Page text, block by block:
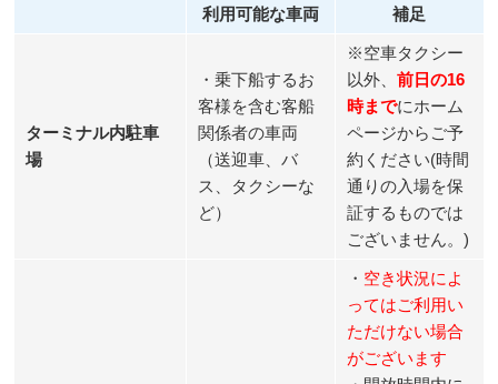
利用可能な車両 補足
ターミナル内駐車
場
・乗下船するお
客様を含む客船
関係者の車両
（送迎車、バ
ス、タクシーな
ど）
※空車タクシー
以外、 前日の16
時までにホーム
ページからご予
約ください(時間
通りの入場を保
証するものでは
ございません。)
・ 空き状況によ
ってはご利用い
ただけない場合
がございます